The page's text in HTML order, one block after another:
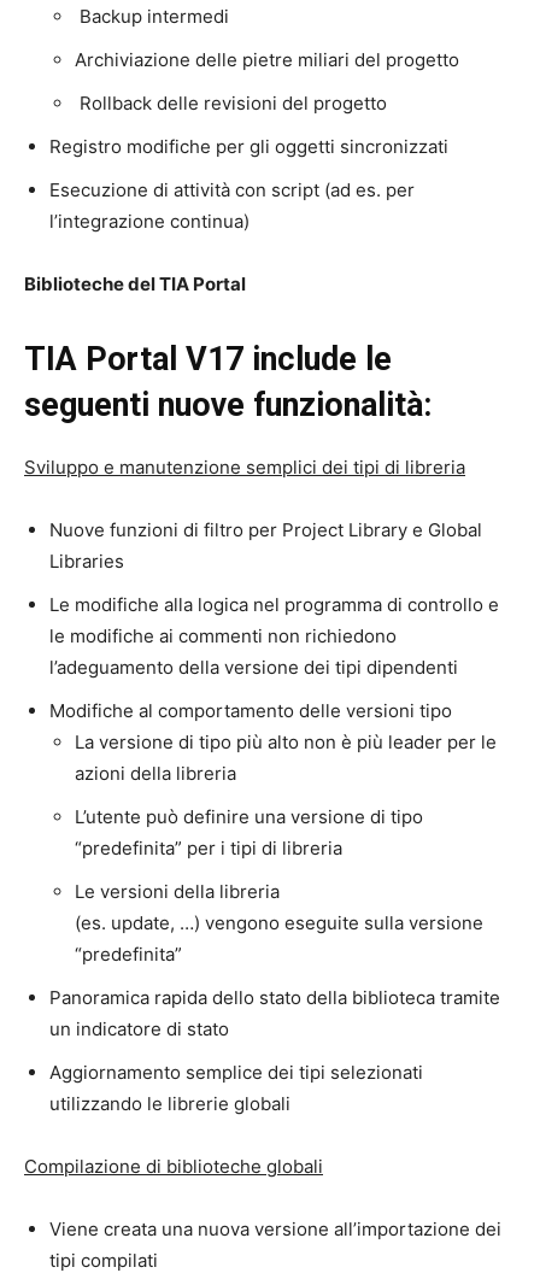
Backup intermedi
Archiviazione delle pietre miliari del progetto
Rollback delle revisioni del progetto
Registro modifiche per gli oggetti sincronizzati
Esecuzione di attività con script (ad es. per
l’integrazione continua)
Biblioteche del TIA Portal
TIA Portal V17 include le
seguenti nuove funzionalità:
Sviluppo e manutenzione semplici dei tipi di libreria
Nuove funzioni di filtro per Project Library e Global
Libraries
Le modifiche alla logica nel programma di controllo e
le modifiche ai commenti non richiedono
l’adeguamento della versione dei tipi dipendenti
Modifiche al comportamento delle versioni tipo
La versione di tipo più alto non è più leader per le
azioni della libreria
L’utente può definire una versione di tipo
“predefinita” per i tipi di libreria
Le versioni della libreria
(es. update, …) vengono eseguite sulla versione
“predefinita”
Panoramica rapida dello stato della biblioteca tramite
un indicatore di stato
Aggiornamento semplice dei tipi selezionati
utilizzando le librerie globali
Compilazione di biblioteche globali
Viene creata una nuova versione all’importazione dei
tipi compilati